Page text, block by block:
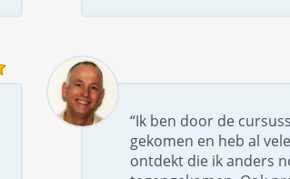
“Ik ben door de
gekomen en heb al
ontdekt die ik anders